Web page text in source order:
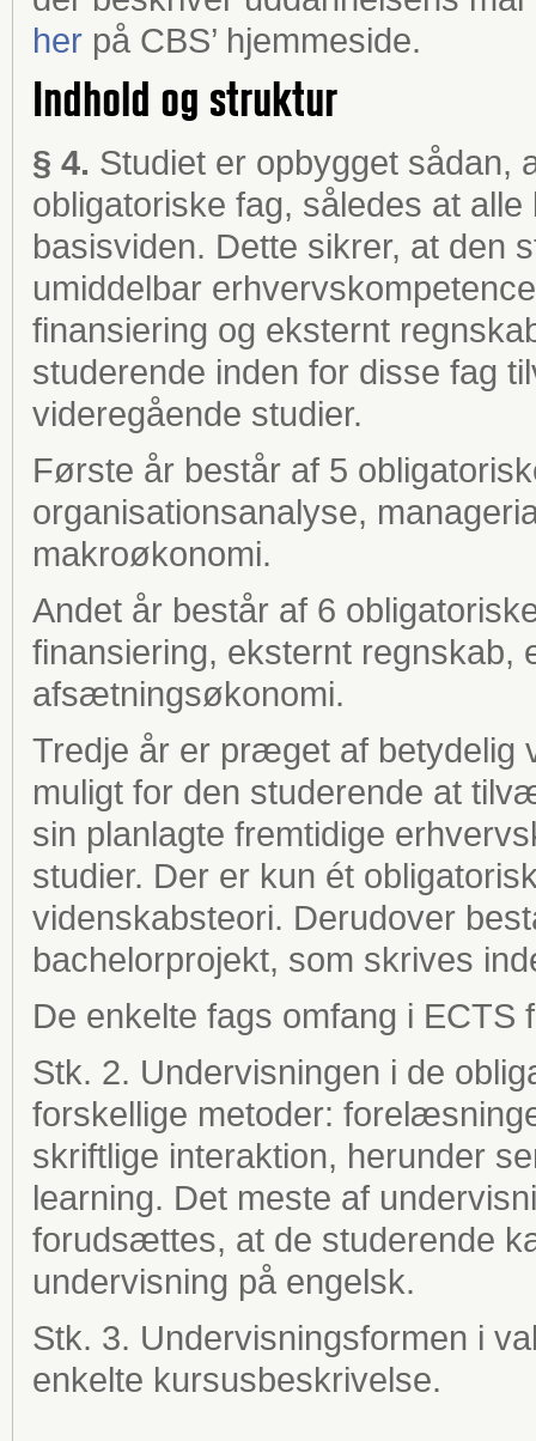
her på CBS’ hjemmeside.
Indhold og struktur
§ 4. Studiet er opbygget sådan,
obligatoriske fag, således at
basisviden. Dette sikrer, at den
umiddelbar
finansiering og eksternt
studerende inden for disse fag
videregående studier.
Første år består af 5
organisationsanalyse,
makroøkonomi.
Andet år består af 6
finansiering, eksternt regnskab,
afsætningsøkonomi.
Tredje år er præget af betydelig
muligt for den studerende at
sin planlagte fremtidige
studier. Der er kun ét
videnskabsteori. Derudover
bachelorprojekt, som skrives
De enkelte fags omfang i
Stk. 2. Undervisningen i de
forskellige metoder:
skriftlige interaktion, herunder
learning. Det meste af
forudsættes, at de studerende
undervisning på engelsk.
Stk. 3. Undervisningsformen i
enkelte kursusbeskrivelse.